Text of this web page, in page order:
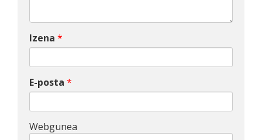
Izena *
E-posta *
Webgunea